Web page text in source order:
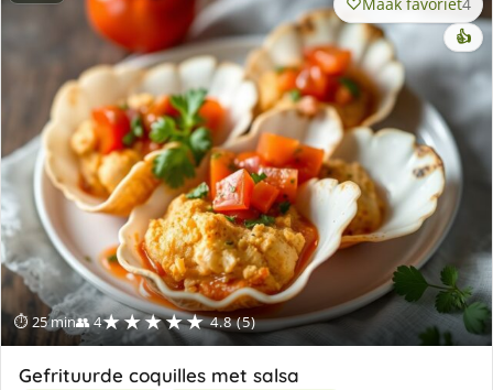
⏱ 25 min👥 4★★★★★ 4.8 (5)
👍
Gefrituurde coquilles met salsa